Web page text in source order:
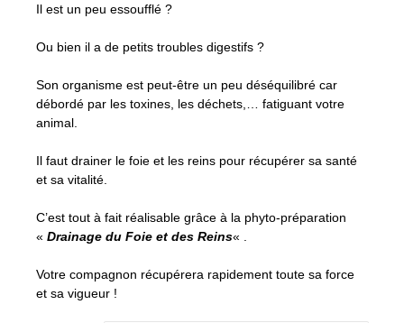
Il est un peu essoufflé ?
Ou bien il a de petits troubles digestifs ?
Son organisme est peut-être un peu déséquilibré car
débordé par les toxines, les déchets,… fatiguant votre
animal.
Il faut drainer le foie et les reins pour récupérer sa santé
et sa vitalité.
C’est tout à fait réalisable grâce à la phyto-préparation
« Drainage du Foie et des Reins« .
Votre compagnon récupérera rapidement toute sa force
et sa vigueur !